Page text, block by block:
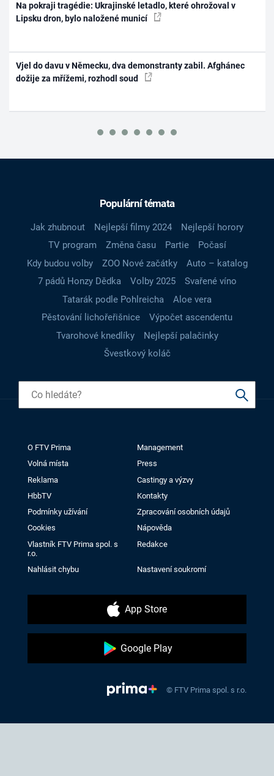
Na pokraji tragédie: Ukrajinské letadlo, které ohrožoval v
Lipsku dron, bylo naložené municí
Vjel do davu v Německu, dva demonstranty zabil. Afghánec
dožije za mřížemi, rozhodl soud
Populární témata
Jak zhubnout Nejlepší filmy 2024
Nejlepší horory
TV program
Změna času Partie
Počasí
Kdy budou volby
ZOO Nové začátky
Auto – katalog
7 pádů Honzy Dědka
Volby 2025
Svařené víno
Tatarák podle Pohlreicha
Aloe vera
Pěstování lichořeřišnice
Výpočet ascendentu
Tvarohové knedlíky
Nejlepší palačinky
Švestkový koláč
O FTV Prima
Management
Volná místa
Press
Reklama
Castingy a výzvy
HbbTV
Kontakty
Podmínky užívání
Zpracování osobních údajů
Cookies
Nápověda
Vlastník FTV Prima spol. s
r.o.
Redakce
Nahlásit chybu Nastavení soukromí
App Store
Google Play
© FTV Prima spol. s r.o.